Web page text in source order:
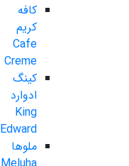
کافه
کریم
Cafe
Creme
کینگ
ادوارد
King
Edward
ملوها